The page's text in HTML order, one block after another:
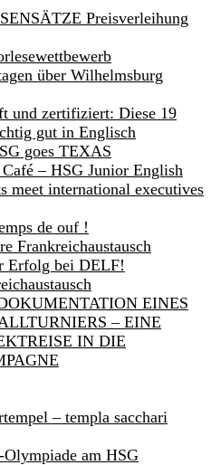
Preisverleihung
über Wilhelmsburg
und zertifiziert: Diese 19
gut in Englisch
goes TEXAS
– HSG Junior English
meet international executives
de ouf !
Frankreichaustausch
Erfolg bei DELF!
EINES
– EINE
IN DIE
– templa sacchari
Olympiade am HSG